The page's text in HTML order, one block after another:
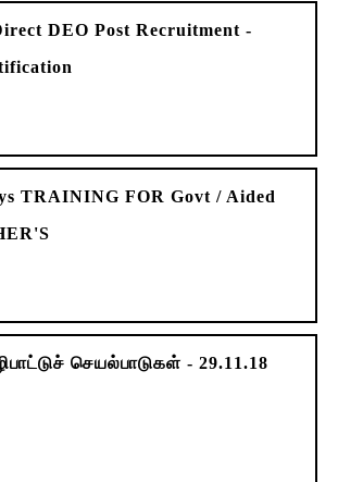
DEO Post Recruitment -
TRAINING FOR Govt / Aided
செயல்பாடுகள் - 29.11.18